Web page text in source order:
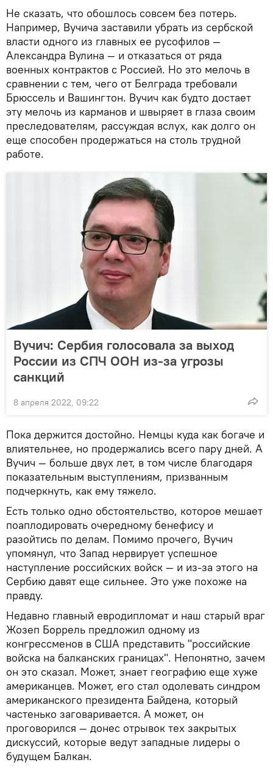
Не сказать, что обошлось совсем без потерь.
Например, Вучича заставили убрать из сербской
власти одного из главных ее русофилов —
Александра Вулина — и отказаться от ряда
военных контрактов с Россией. Но это мелочь в
сравнении с тем, чего от Белграда требовали
Брюссель и Вашингтон. Вучич как будто достает
эту мелочь из карманов и швыряет в глаза своим
преследователям, рассуждая вслух, как долго он
еще способен продержаться на столь трудной
работе.
Вучич: Сербия голосовала за выход
России из СПЧ ООН из-за угрозы
санкций
8 апреля 2022, 09:22
Пока держится достойно. Немцы куда как богаче и
влиятельнее, но продержались всего пару дней. А
Вучич — больше двух лет, в том числе благодаря
показательным выступлениям, призванным
подчеркнуть, как ему тяжело.
Есть только одно обстоятельство, которое мешает
поаплодировать очередному бенефису и
разойтись по делам. Помимо прочего, Вучич
упомянул, что Запад нервирует успешное
наступление российских войск — и из-за этого на
Сербию давят еще сильнее. Это уже похоже на
правду.
Недавно главный евродипломат и наш старый враг
Жозеп Боррель предложил одному из
конгрессменов в США представить "российские
войска на балканских границах". Непонятно, зачем
он это сказал. Может, знает географию еще хуже
американцев. Может, его стал одолевать синдром
американского президента Байдена, который
частенько заговаривается. А может, он
проговорился — донес отрывок тех закрытых
дискуссий, которые ведут западные лидеры о
будущем Балкан.